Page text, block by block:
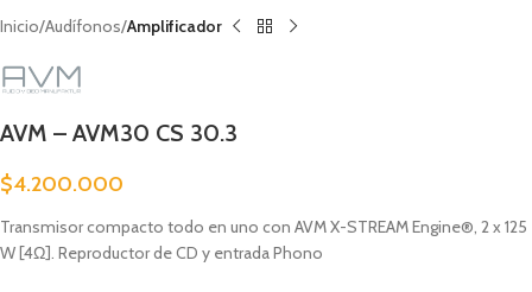
Inicio Audífonos Amplificador
AVM – AVM30 CS 30.3
$4.200.000
Transmisor compacto todo en uno con AVM X-STREAM Engine®, 2 x 125
W [4Ω]. Reproductor de CD y entrada Phono